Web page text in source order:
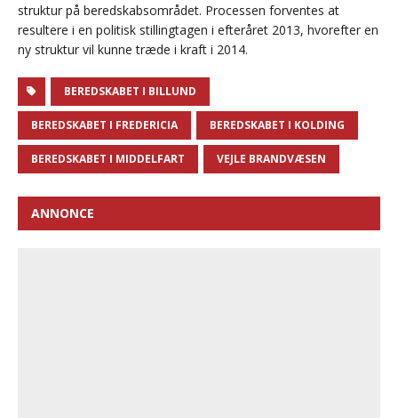
struktur på beredskabsområdet. Processen forventes at
resultere i en politisk stillingtagen i efteråret 2013, hvorefter en
ny struktur vil kunne træde i kraft i 2014.
BEREDSKABET I BILLUND
BEREDSKABET I FREDERICIA BEREDSKABET I KOLDING
BEREDSKABET I MIDDELFART VEJLE BRANDVÆSEN
ANNONCE